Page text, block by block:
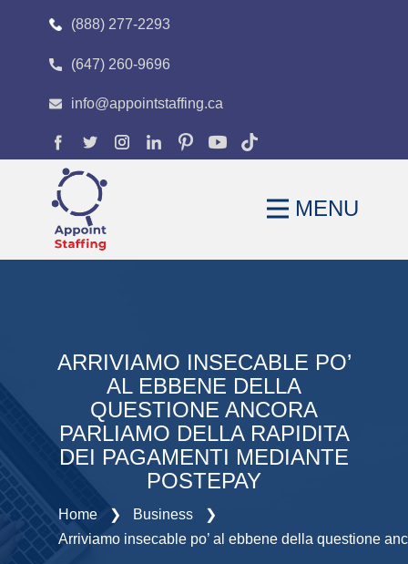
(888) 277-2293
(647) 260-9696
info@appointstaffing.ca
MENU
HOME
OUR EXPERTISE
CAREERS
FAQS
ARRIVIAMO INSECABLE PO’
AL EBBENE DELLA
QUESTIONE ANCORA
PARLIAMO DELLA RAPIDITA
DEI PAGAMENTI MEDIANTE
POSTEPAY
Home ❯ Business
❯
Arriviamo insecable po’ al ebbene della questione